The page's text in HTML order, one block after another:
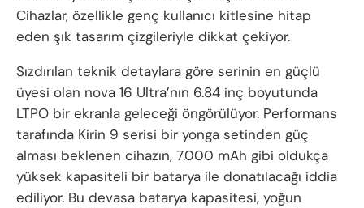
Cihazlar, özellikle genç kullanıcı kitlesine hitap
eden şık tasarım çizgileriyle dikkat çekiyor.
Sızdırılan teknik detaylara göre serinin en güçlü
üyesi olan nova 16 Ultra’nın 6.84 inç boyutunda
LTPO bir ekranla geleceği öngörülüyor. Performans
tarafında Kirin 9 serisi bir yonga setinden güç
alması beklenen cihazın, 7.000 mAh gibi oldukça
yüksek kapasiteli bir batarya ile donatılacağı iddia
ediliyor. Bu devasa batarya kapasitesi, yoğun